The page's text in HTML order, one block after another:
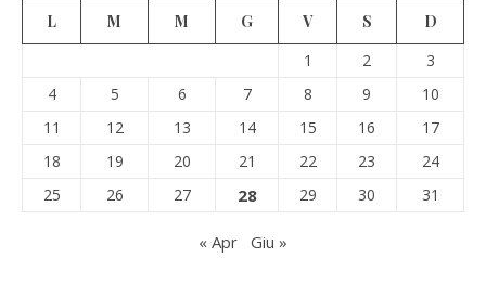
L M M G V S
D
1
2
3
4
5 6 7 8 9
10
11
12 13 14 15 16
17
18
19 20 21 22 23
24
25
26 27 28 29 30 31
« Apr Giu »